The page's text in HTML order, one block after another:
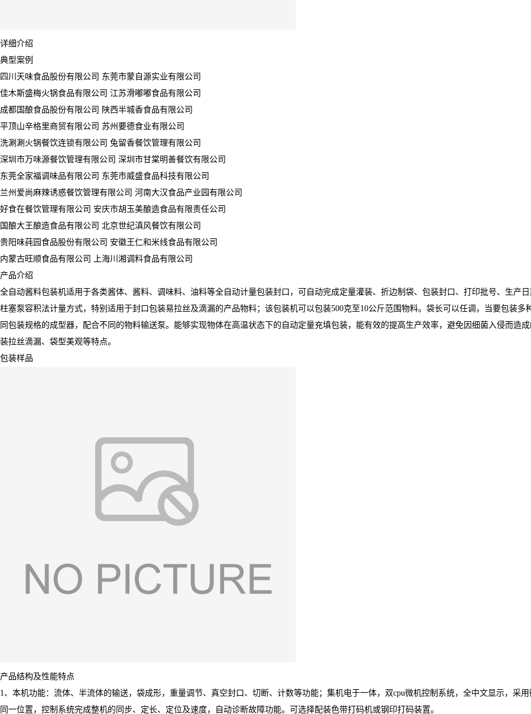
详细介绍
典型案例
四川天味食品股份有限公司 东莞市蒙自源实业有限公司
佳木斯盛梅火锅食品有限公司 江苏滑嘟嘟食品有限公司
成都国酿食品股份有限公司 陕西半城香食品有限公司
平顶山辛格里商贸有限公司 苏州要德食业有限公司
洗涮涮火锅餐饮连锁有限公司 兔留香餐饮管理有限公司
深圳市万味源餐饮管理有限公司 深圳市甘棠明善餐饮有限公司
东莞全家福调味品有限公司 东莞市威盛食品科技有限公司
兰州爱尚麻辣诱惑餐饮管理有限公司 河南大汉食品产业园有限公司
好食在餐饮管理有限公司 安庆市胡玉美酿造食品有限责任公司
国酿大王酿造食品有限公司 北京世纪滇风餐饮有限公司
贵阳味莼园食品股份有限公司 安徽王仁和米线食品有限公司
内蒙古旺顺食品有限公司 上海川湘调料食品有限公司
产品介绍
全自动酱料包装机适用于各类酱体、酱料、调味料、油料等全自动计量包装封口，可自动完成定量灌装、折边制袋、包装封口、打印批号、生产
柱塞泵容积法计量方式，特别适用于封口包装易拉丝及滴漏的产品物料；该包装机可以包装500克至10公斤范围物料。袋长可以任调，当要包装
同包装规格的成型器，配合不同的物料输送泵。能够实现物体在高温状态下的自动定量充填包装，能有效的提高生产效率，避免因细菌入侵而造
装拉丝滴漏、袋型美观等特点。
包装样品
产品结构及性能特点
1、本机功能：流体、半流体的输送，袋成形，重量调节、真空封口、切断、计数等功能；集机电于一体，双cpu微机控制系统，全中文显示，采
同一位置，控制系统完成整机的同步、定长、定位及速度，自动诊断故障功能。可选择配装色带打码机或钢印打码装置。